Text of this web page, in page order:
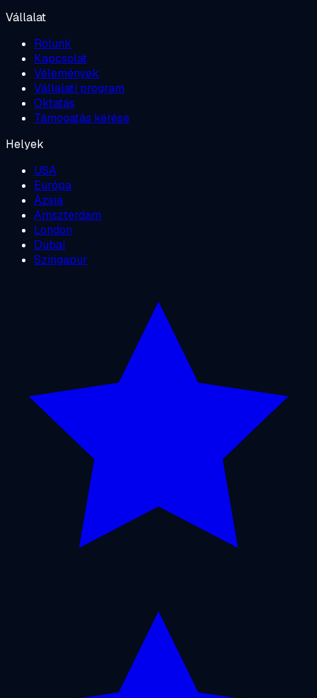
Vállalat
Rólunk
Kapcsolat
Vélemények
Vállalati program
Oktatás
Támogatás kérése
Helyek
USA
Európa
Ázsia
Amszterdam
London
Dubai
Szingapúr